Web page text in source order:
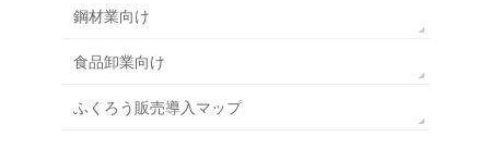
鋼材業向け
食品卸業向け
ふくろう販売導入マップ